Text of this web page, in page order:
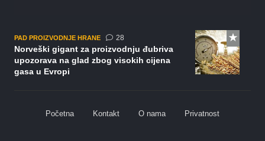
PAD PROIZVODNJE HRANE 28komentara
Norveški gigant za proizvodnju đubriva
upozorava na glad zbog visokih cijena
gasa u Evropi
Početna Kontakt O nama Privatnost